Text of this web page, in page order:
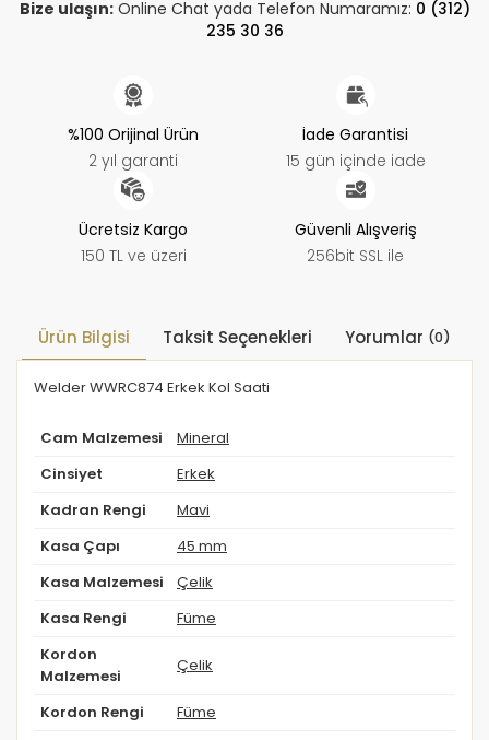
Bize ulaşın:Online Chat yada Telefon Numaramız: 0 (312)
235 30 36
%100 Orijinal Ürün
2 yıl garanti
İade Garantisi
15 gün içinde iade
Ücretsiz Kargo
150 TL ve üzeri
Güvenli Alışveriş
256bit SSL ile
Ürün Bilgisi Taksit Seçenekleri Yorumlar (0)
Welder WWRC874 Erkek Kol Saati
Cam Malzemesi Mineral
Cinsiyet Erkek
Kadran Rengi Mavi
Kasa Çapı 45 mm
Kasa Malzemesi Çelik
Kasa Rengi Füme
Kordon
Malzemesi
Çelik
Kordon Rengi Füme